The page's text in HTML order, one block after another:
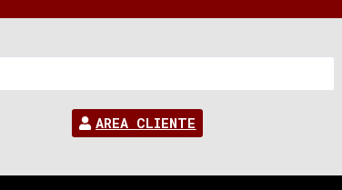
AREA CLIENTE